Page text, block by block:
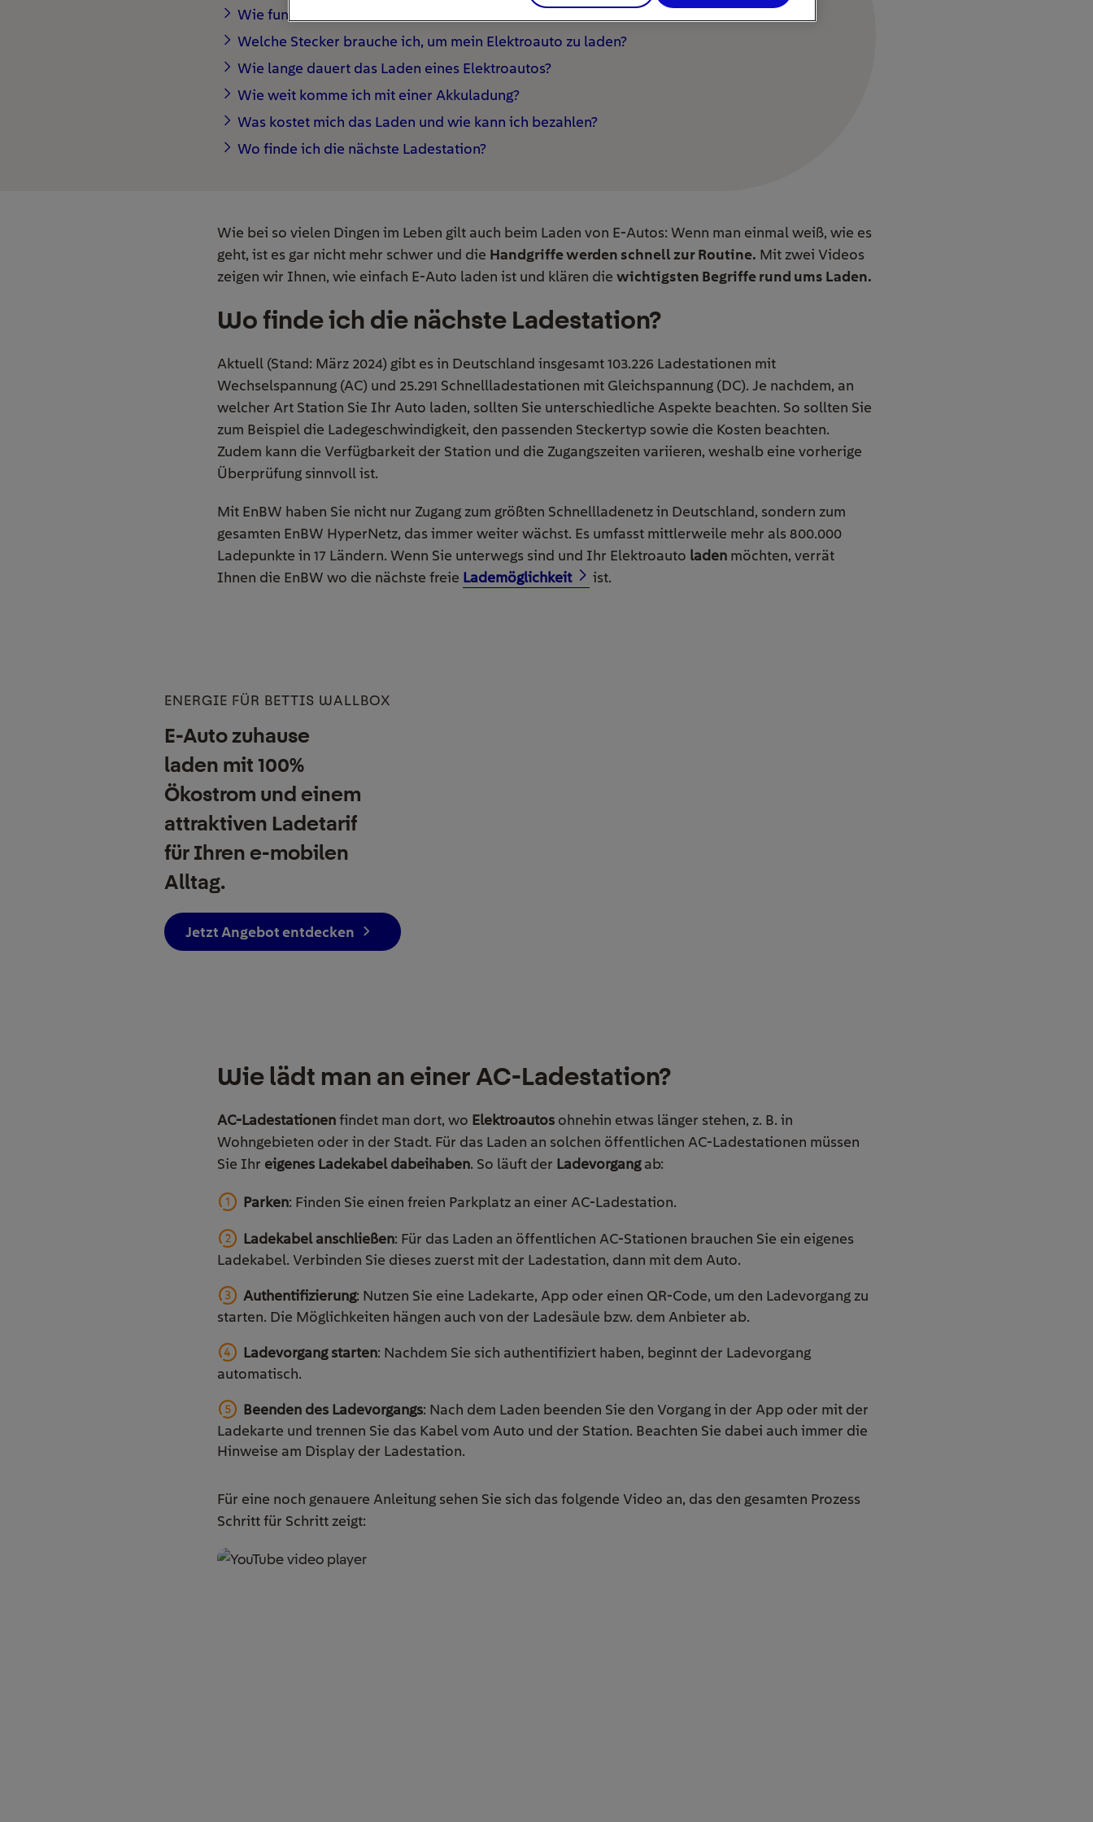
Wie funktioniert der Ladevorgang an einer HPC-Ladestation?
Welche Stecker brauche ich, um mein Elektroauto zu laden?
Wie lange dauert das Laden eines Elektroautos?
Wie weit komme ich mit einer Akkuladung?
Was kostet mich das Laden und wie kann ich bezahlen?
Wo finde ich die nächste Ladestation?
Wie bei so vielen Dingen im Leben gilt auch beim Laden von E-Autos: Wenn man einmal weiß, wie es
geht, ist es gar nicht mehr schwer und die Handgriffe werden schnell zur Routine. Mit zwei Videos
zeigen wir Ihnen, wie einfach E-Auto laden ist und klären die wichtigsten Begriffe rund ums Laden.
Wo finde ich die nächste Ladestation?
Aktuell (Stand: März 2024) gibt es in Deutschland insgesamt 103.226 Ladestationen mit
Wechselspannung (AC) und 25.291 Schnellladestationen mit Gleichspannung (DC). Je nachdem, an
welcher Art Station Sie Ihr Auto laden, sollten Sie unterschiedliche Aspekte beachten. So sollten Sie
zum Beispiel die Ladegeschwindigkeit, den passenden Steckertyp sowie die Kosten beachten.
Zudem kann die Verfügbarkeit der Station und die Zugangszeiten variieren, weshalb eine vorherige
Überprüfung sinnvoll ist.
Mit EnBW haben Sie nicht nur Zugang zum größten Schnellladenetz in Deutschland, sondern zum
gesamten EnBW HyperNetz, das immer weiter wächst. Es umfasst mittlerweile mehr als 800.000
Ladepunkte in 17 Ländern. Wenn Sie unterwegs sind und Ihr Elektroauto laden möchten, verrät
Ihnen die EnBW wo die nächste freie Lademöglichkeit ist.
ENERGIE FÜR BETTIS WALLBOX
E-Auto zuhause
laden mit 100%
Ökostrom und einem
attraktiven Ladetarif
für Ihren e-mobilen
Alltag.
Jetzt Angebot entdecken
Wie lädt man an einer AC-Ladestation?
AC-Ladestationenfindet man dort, wo Elektroautos ohnehin etwas länger stehen, z. B. in
Wohngebieten oder in der Stadt. Für das Laden an solchen öffentlichen AC-Ladestationen müssen
Sie Ihr eigenes Ladekabel dabeihaben. So läuft der Ladevorgangab:
Parken: Finden Sie einen freien Parkplatz an einer AC-Ladestation.
Ladekabel anschließen: Für das Laden an öffentlichen AC-Stationen brauchen Sie ein eigenes
Ladekabel. Verbinden Sie dieses zuerst mit der Ladestation, dann mit dem Auto.
Authentifizierung: Nutzen Sie eine Ladekarte, App oder einen QR-Code, um den Ladevorgang zu
starten. Die Möglichkeiten hängen auch von der Ladesäule bzw. dem Anbieter ab.
Ladevorgang starten: Nachdem Sie sich authentifiziert haben, beginnt der Ladevorgang
automatisch.
Beenden des Ladevorgangs: Nach dem Laden beenden Sie den Vorgang in der App oder mit der
Ladekarte und trennen Sie das Kabel vom Auto und der Station. Beachten Sie dabei auch immer die
Hinweise am Display der Ladestation.
Für eine noch genauere Anleitung sehen Sie sich das folgende Video an, das den gesamten Prozess
Schritt für Schritt zeigt: